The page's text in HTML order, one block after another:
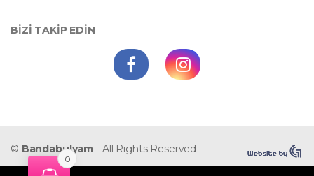
BİZİ TAKİP EDİN
© Bandabulyam - All Rights Reserved
0